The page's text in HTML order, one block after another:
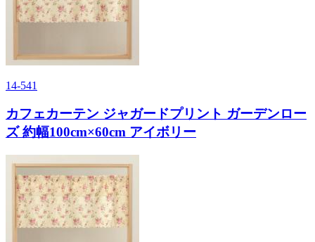
14-541
カフェカーテン ジャガードプリント ガーデンロー
ズ 約幅100cm×60cm アイボリー